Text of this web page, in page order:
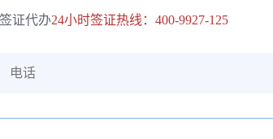
证代办24小时签证热线：400-9927-125